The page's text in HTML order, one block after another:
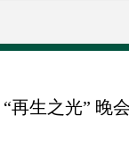
再生之光” 晚